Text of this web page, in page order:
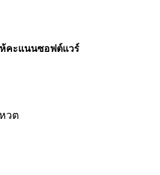
คะแนนซอฟต์แวร์
วต